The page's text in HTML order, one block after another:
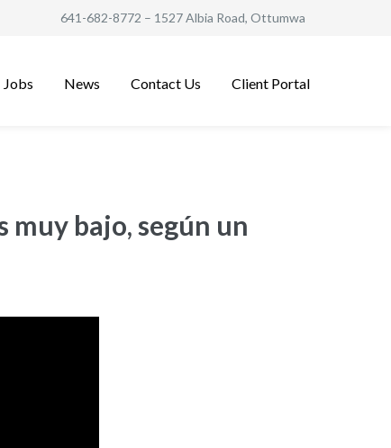
641-682-8772 – 1527 Albia Road, Ottumwa
Jobs News Contact Us Client Portal
muy bajo, según un